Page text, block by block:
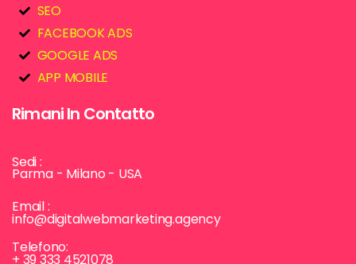
SEO
FACEBOOK ADS
GOOGLE ADS
APP MOBILE
Rimani In Contatto
Sedi :
Parma - Milano - USA
Email :
info@digitalwebmarketing.agency
Telefono:
+ 39 333 4521078